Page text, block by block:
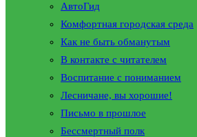
АвтоГид
Комфортная городская среда
Как не быть обманутым
В контакте с читателем
Воспитание с пониманием
Лесничане, вы хорошие!
Письмо в прошлое
Бессмертный полк